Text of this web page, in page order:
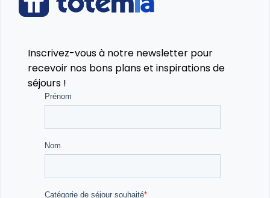
Inscrivez-vous à notre newsletter pour
recevoir nos bons plans et inspirations de
séjours !